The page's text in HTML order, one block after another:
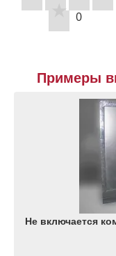
0
Примеры
Не включается